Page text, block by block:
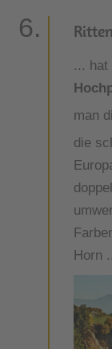
... hat
man
die
Horn